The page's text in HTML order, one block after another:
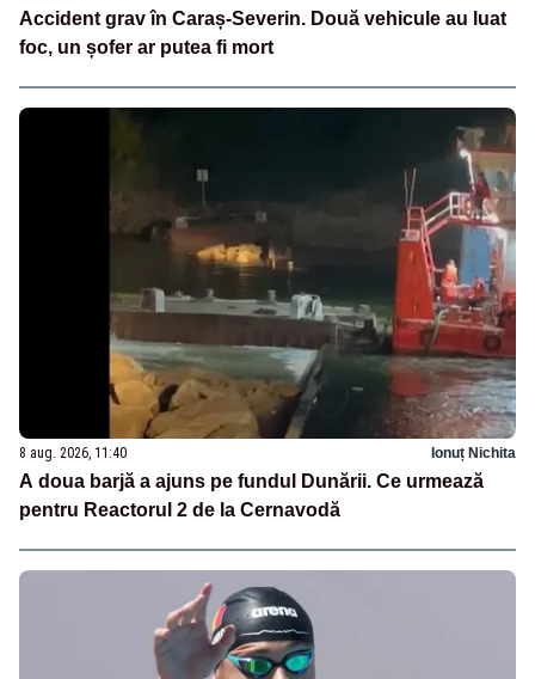
Accident grav în Caraș-Severin. Două vehicule au luat
foc, un șofer ar putea fi mort
8 aug. 2026, 11:40 Ionuț Nichita
A doua barjă a ajuns pe fundul Dunării. Ce urmează
pentru Reactorul 2 de la Cernavodă